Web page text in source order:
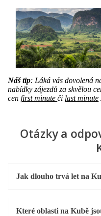
Náš tip: Láká vás dovolená
nabídky zájezdů za skvělou
cen first minute či last minute
Otázky a
Jak dlouho trvá let na
Které oblasti na Kubě